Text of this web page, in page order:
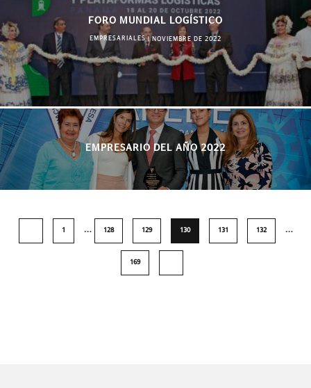
FORO MUNDIAL LOGÍSTICO
EMPRESARIALES|NOVIEMBRE DE 2022
EMPRESARIO DEL AÑO 2022
1 … 128 129 130 131 132 …
169